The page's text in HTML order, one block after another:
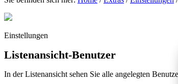
Einstellungen
Listenansicht-Benutzer
In der Listenansicht sehen Sie alle angelegten